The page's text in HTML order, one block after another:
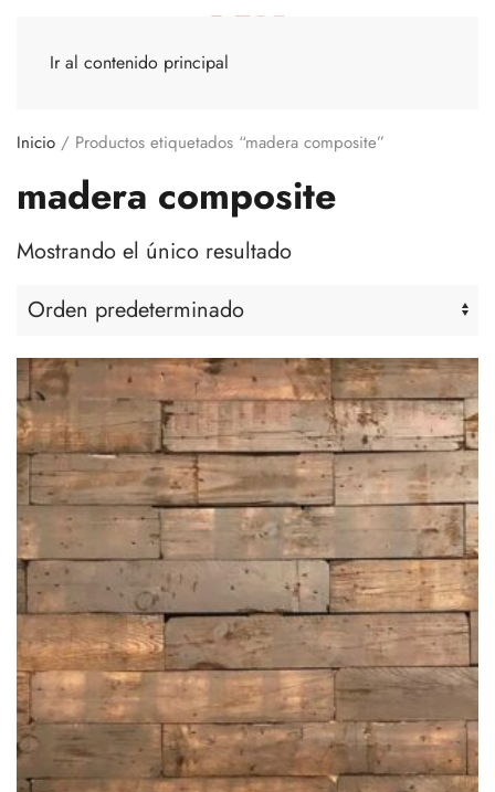
Ir al contenido principal
Inicio / Productos etiquetados “madera composite”
madera composite
Mostrando el único resultado